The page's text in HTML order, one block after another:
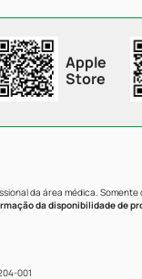
Apple
Store
da área médica. Somente
da disponibilidade de
001